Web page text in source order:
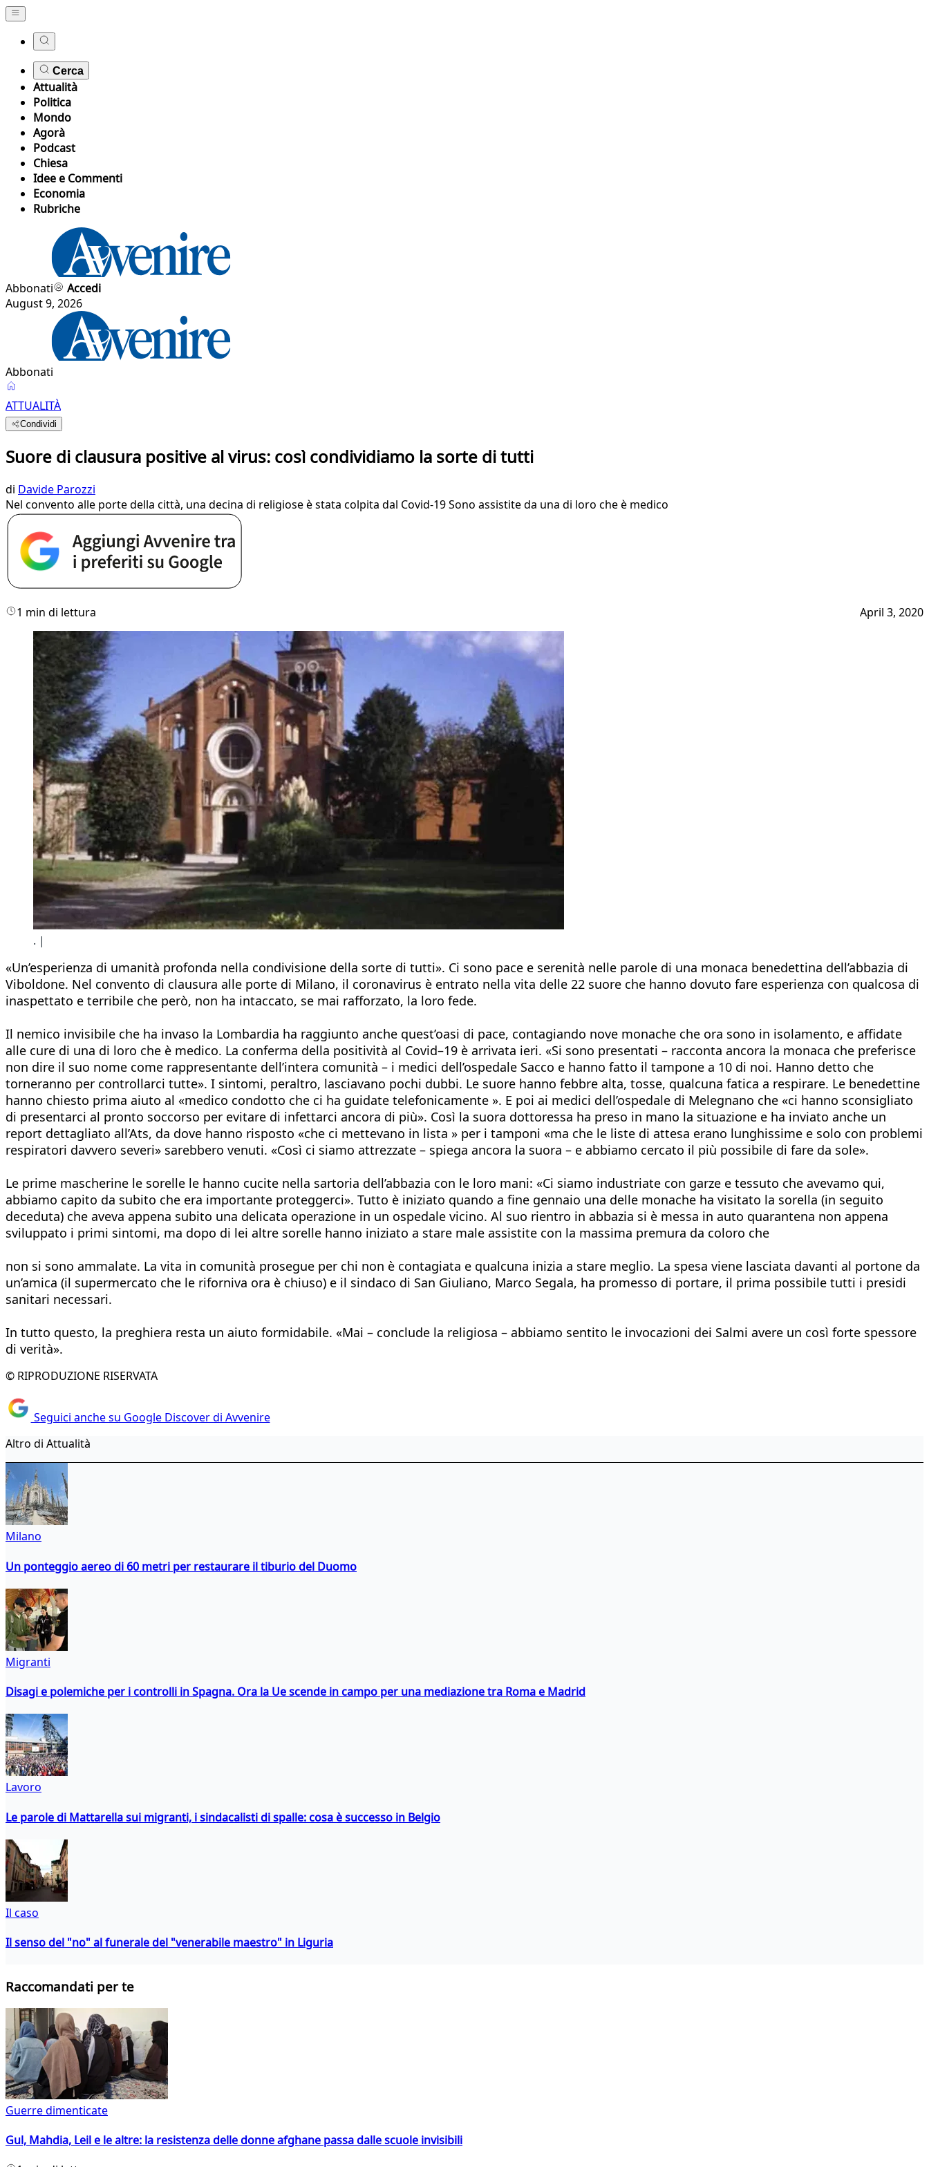
Cerca
Attualità
Politica
Mondo
Agorà
Podcast
Chiesa
Idee e Commenti
Economia
Rubriche
Abbonati
Accedi
August 9, 2026
Abbonati
ATTUALITÀ
Condividi
Suore di clausura positive al virus: così condividiamo la sorte di tutti
di Davide Parozzi
Nel convento alle porte della città, una decina di religiose è stata colpita dal Covid-19 Sono assistite da una di loro che è medico
1 min di lettura April 3, 2020
. |
«Un’esperienza di umanità profonda nella condivisione della sorte di tutti». Ci sono pace e serenità nelle parole di una monaca benedettina dell’abbazia di
Viboldone. Nel convento di clausura alle porte di Milano, il coronavirus è entrato nella vita delle 22 suore che hanno dovuto fare esperienza con qualcosa di
inaspettato e terribile che però, non ha intaccato, se mai rafforzato, la loro fede.
Il nemico invisibile che ha invaso la Lombardia ha raggiunto anche quest’oasi di pace, contagiando nove monache che ora sono in isolamento, e affidate
alle cure di una di loro che è medico. La conferma della positività al Covid–19 è arrivata ieri. «Si sono presentati – racconta ancora la monaca che preferisce
non dire il suo nome come rappresentante dell’intera comunità – i medici dell’ospedale Sacco e hanno fatto il tampone a 10 di noi. Hanno detto che
torneranno per controllarci tutte». I sintomi, peraltro, lasciavano pochi dubbi. Le suore hanno febbre alta, tosse, qualcuna fatica a respirare. Le benedettine
hanno chiesto prima aiuto al «medico condotto che ci ha guidate telefonicamente ». E poi ai medici dell’ospedale di Melegnano che «ci hanno sconsigliato
di presentarci al pronto soccorso per evitare di infettarci ancora di più». Così la suora dottoressa ha preso in mano la situazione e ha inviato anche un
report dettagliato all’Ats, da dove hanno risposto «che ci mettevano in lista » per i tamponi «ma che le liste di attesa erano lunghissime e solo con problemi
respiratori davvero severi» sarebbero venuti. «Così ci siamo attrezzate – spiega ancora la suora – e abbiamo cercato il più possibile di fare da sole».
Le prime mascherine le sorelle le hanno cucite nella sartoria dell’abbazia con le loro mani: «Ci siamo industriate con garze e tessuto che avevamo qui,
abbiamo capito da subito che era importante proteggerci». Tutto è iniziato quando a fine gennaio una delle monache ha visitato la sorella (in seguito
deceduta) che aveva appena subito una delicata operazione in un ospedale vicino. Al suo rientro in abbazia si è messa in auto quarantena non appena
sviluppato i primi sintomi, ma dopo di lei altre sorelle hanno iniziato a stare male assistite con la massima premura da coloro che
non si sono ammalate. La vita in comunità prosegue per chi non è contagiata e qualcuna inizia a stare meglio. La spesa viene lasciata davanti al portone da
un’amica (il supermercato che le riforniva ora è chiuso) e il sindaco di San Giuliano, Marco Segala, ha promesso di portare, il prima possibile tutti i presidi
sanitari necessari.
In tutto questo, la preghiera resta un aiuto formidabile. «Mai – conclude la religiosa – abbiamo sentito le invocazioni dei Salmi avere un così forte spessore
di verità».
© RIPRODUZIONE RISERVATA
Seguici anche su Google Discover di Avvenire
Altro di Attualità
Milano
Un ponteggio aereo di 60 metri per restaurare il tiburio del Duomo
Migranti
Disagi e polemiche per i controlli in Spagna. Ora la Ue scende in campo per una mediazione tra Roma e Madrid
Lavoro
Le parole di Mattarella sui migranti, i sindacalisti di spalle: cosa è successo in Belgio
Il caso
Il senso del "no" al funerale del "venerabile maestro" in Liguria
Raccomandati per te
Guerre dimenticate
Gul, Mahdia, Leil e le altre: la resistenza delle donne afghane passa dalle scuole invisibili